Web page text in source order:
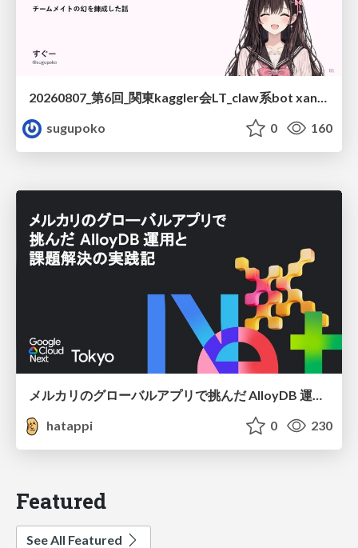
sugupoko
0 160
メルカリのグローバルアプリで挑んだ AlloyDB 運用と課題解決の実践記
hatappi
0 230
Featured
See All Featured